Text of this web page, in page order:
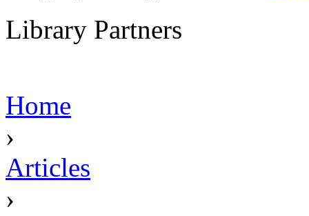
Library Partners
Home
›
Articles
›